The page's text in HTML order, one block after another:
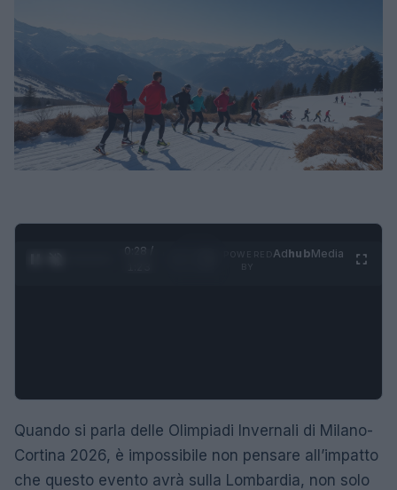
0:29 /
AdhubMedia
Quando si parla delle Olimpiadi Invernali di Milano-
Cortina 2026, è impossibile non pensare all’impatto
che questo evento avrà sulla Lombardia, non solo